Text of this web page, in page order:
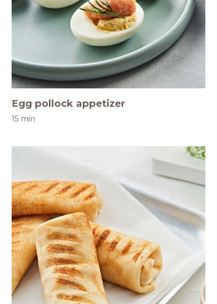
Egg pollock appetizer
15 min